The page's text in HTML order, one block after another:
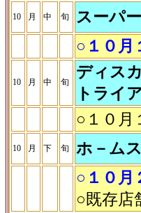
10 月 中 旬
スーパ
○１０月
10 月 中 旬
ディス
トライ
○１０月
10 月 下 旬
ホ－ム
○１０月
○既存店